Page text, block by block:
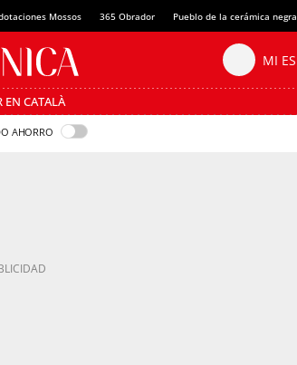
Mossos 365 Obrador Pueblo de la cerámica negra
EN CATALÀ
AHORRO